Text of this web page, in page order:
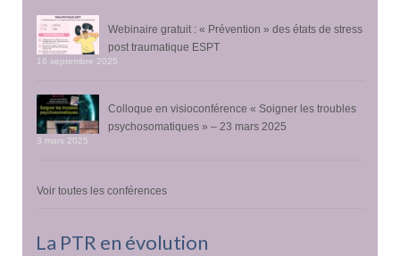
Webinaire gratuit : « Prévention » des états de stress
post traumatique ESPT
16 septembre 2025
Colloque en visioconférence « Soigner les troubles
psychosomatiques » – 23 mars 2025
3 mars 2025
Voir toutes les conférences
La PTR en évolution